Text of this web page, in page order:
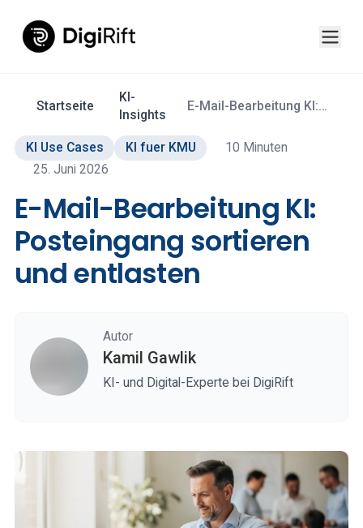
Startseite
KI-
Insights
E-Mail-Bearbeitung KI:
entlasten
KI Use Cases KI fuer KMU
10 Minuten
25. Juni 2026
E-Mail-Bearbeitung KI:
Posteingang sortieren
und entlasten
Autor
Kamil Gawlik
KI- und Digital-Experte bei DigiRift